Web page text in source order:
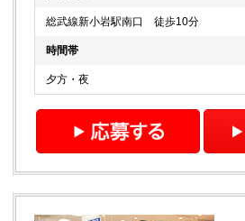
総武線新小岩駅南口 徒歩10分
時間帯
夕方・夜